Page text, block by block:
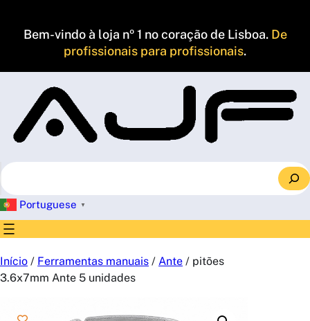
Bem-vindo à loja nº 1 no coração de Lisboa. De
profissionais para profissionais.
S
e
a
r
c
Portuguese ▼
Início / Ferramentas manuais / Ante / pitões
3.6x7mm Ante 5 unidades